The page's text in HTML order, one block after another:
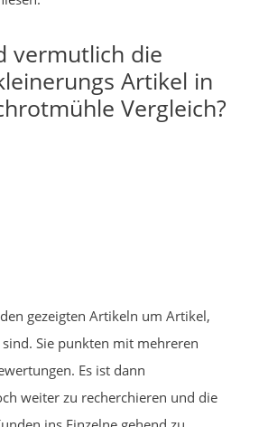
vermutlich die
Artikel in
Vergleich?
gezeigten Artikeln um Artikel,
sind. Sie punkten mit mehreren
Es ist dann
weiter zu recherchieren und die